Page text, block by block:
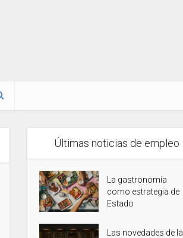
Últimas noticias de empleo
La gastronomía
como estrategia de
Estado
Las novedades de la